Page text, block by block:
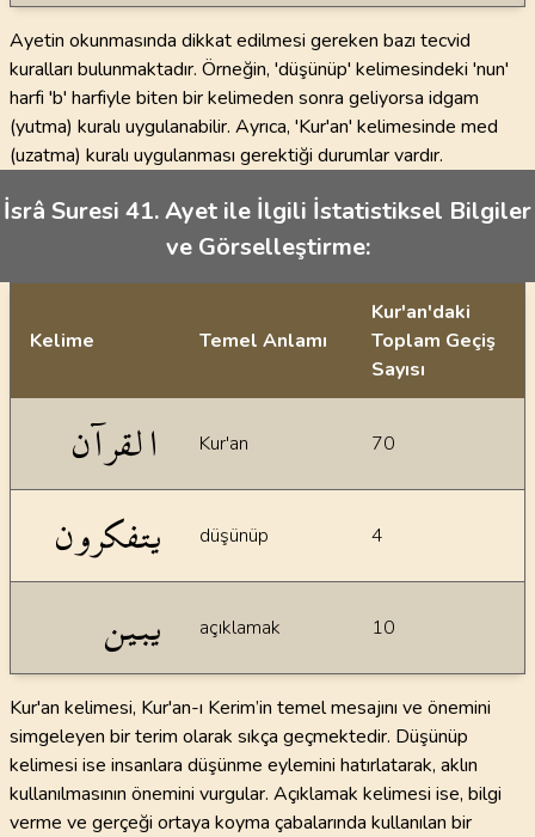
Ayetin okunmasında dikkat edilmesi gereken bazı tecvid
kuralları bulunmaktadır. Örneğin, 'düşünüp' kelimesindeki 'nun'
harfi 'b' harfiyle biten bir kelimeden sonra geliyorsa idgam
(yutma) kuralı uygulanabilir. Ayrıca, 'Kur'an' kelimesinde med
(uzatma) kuralı uygulanması gerektiği durumlar vardır.
İsrâ Suresi 41. Ayet ile İlgili İstatistiksel Bilgiler
ve Görselleştirme:
Kelime Temel Anlamı
Kur'an'daki
Toplam Geçiş
Sayısı
القرآن Kur'an 70
يتفكرون düşünüp 4
يبين açıklamak 10
Kur'an kelimesi, Kur'an-ı Kerim’in temel mesajını ve önemini
simgeleyen bir terim olarak sıkça geçmektedir. Düşünüp
kelimesi ise insanlara düşünme eylemini hatırlatarak, aklın
kullanılmasının önemini vurgular. Açıklamak kelimesi ise, bilgi
verme ve gerçeği ortaya koyma çabalarında kullanılan bir